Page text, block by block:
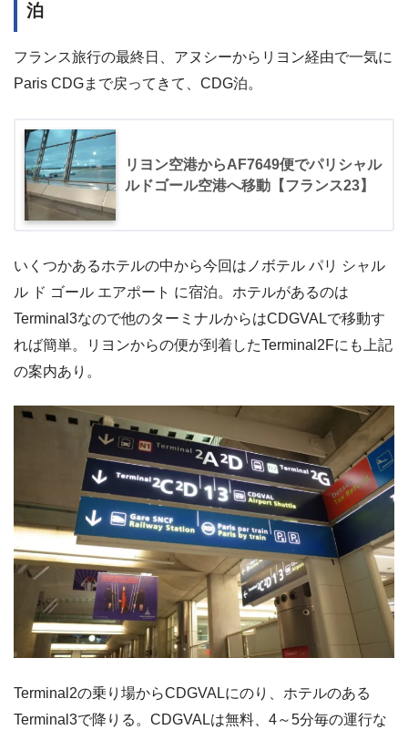
泊
フランス旅行の最終日、アヌシーからリヨン経由で一気に
Paris CDGまで戻ってきて、CDG泊。
リヨン空港からAF7649便でパリシャル
ルドゴール空港へ移動【フランス23】
いくつかあるホテルの中から今回はノボテル パリ シャル
ル ド ゴール エアポート に宿泊。ホテルがあるのは
Terminal3なので他のターミナルからはCDGVALで移動す
れば簡単。リヨンからの便が到着したTerminal2Fにも上記
の案内あり。
Terminal2の乗り場からCDGVALにのり、ホテルのある
Terminal3で降りる。CDGVALは無料、4～5分毎の運行な